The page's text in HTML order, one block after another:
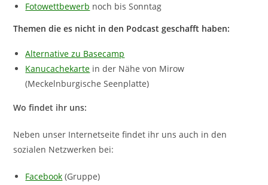
Fotowettbewerb noch bis Sonntag
Themen die es nicht in den Podcast geschafft haben:
Alternative zu Basecamp
Kanucachekarte in der Nähe von Mirow
(Meckelnburgische Seenplatte)
Wo findet ihr uns:
Neben unser Internetseite findet ihr uns auch in den
sozialen Netzwerken bei:
Facebook (Gruppe)